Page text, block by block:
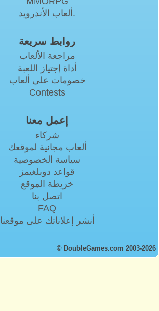
ألعاب الأندرويد.
روابط سريعة
مراجعة الألعاب
أداة إجتياز اللعبة
خصومات على ألعاب
Contests
إعمل معنا
شركاء
ألعاب مجانية لموقعك
سياسة الخصوصية
قواعد دوبلغيمز
خريطة الموقع
اتصل بنا
FAQ
أنشر إعلاناتك على موقعنا
© DoubleGames.com 2003-2026